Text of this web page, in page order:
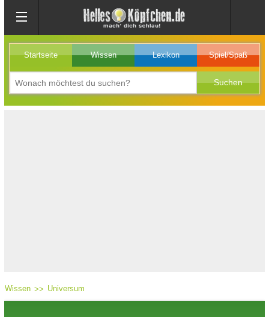
Startseite Wissen Lexikon Spiel/Spaß
Wissen Universum